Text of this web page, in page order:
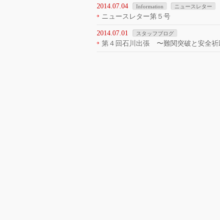
2014.07.04 Information ニュースレター
ニュースレター第５号
2014.07.01 スタッフブログ
第４回石川出張 〜難関突破と安全祈